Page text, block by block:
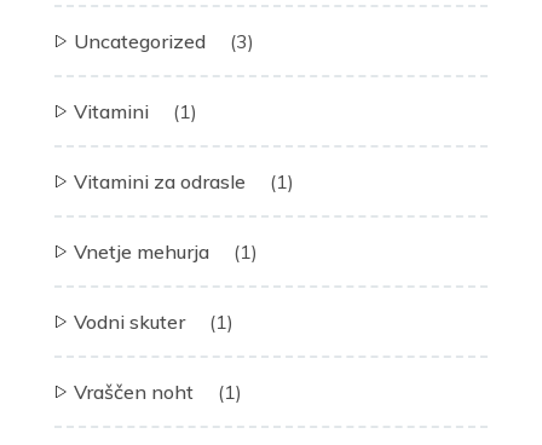
Uncategorized (3)
Vitamini (1)
Vitamini za odrasle (1)
Vnetje mehurja (1)
Vodni skuter (1)
Vraščen noht (1)